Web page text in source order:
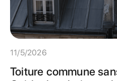
11/5/2026
Toiture commune